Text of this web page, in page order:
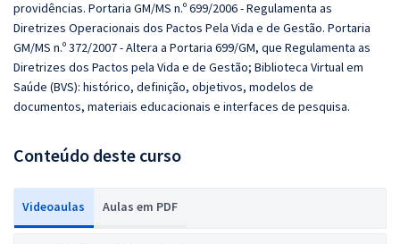
providências. Portaria GM/MS n.º 699/2006 - Regulamenta as
Diretrizes Operacionais dos Pactos Pela Vida e de Gestão. Portaria
GM/MS n.º 372/2007 - Altera a Portaria 699/GM, que Regulamenta as
Diretrizes dos Pactos pela Vida e de Gestão; Biblioteca Virtual em
Saúde (BVS): histórico, definição, objetivos, modelos de
documentos, materiais educacionais e interfaces de pesquisa.
Conteúdo deste curso
Videoaulas Aulas em PDF